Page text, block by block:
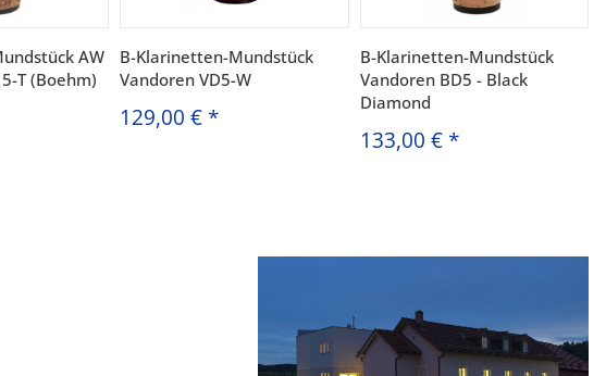
AW
T (Boehm)
B-Klarinetten-Mundstück
Vandoren VD5-W
129,00 € *
B-Klarinetten-Mundstück
Vandoren BD5 - Black
Diamond
133,00 € *